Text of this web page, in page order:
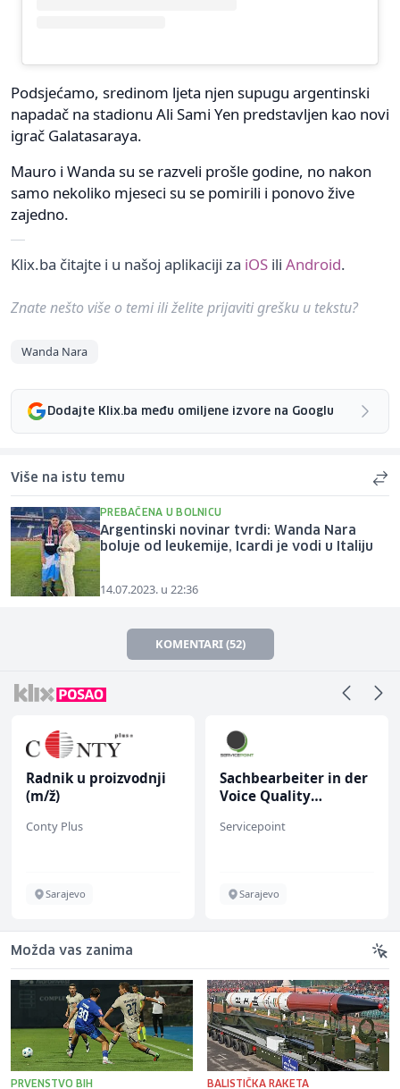
Podsjećamo, sredinom ljeta njen supugu argentinski
napadač na stadionu Ali Sami Yen predstavljen kao novi
igrač Galatasaraya.
Mauro i Wanda su se razveli prošle godine, no nakon
samo nekoliko mjeseci su se pomirili i ponovo žive
zajedno.
Klix.ba čitajte i u našoj aplikaciji za iOS ili Android.
Znate nešto više o temi ili želite prijaviti grešku u tekstu?
Wanda Nara
Dodajte Klix.ba među omiljene izvore na Googlu
Više na istu temu
PREBAČENA U BOLNICU
Argentinski novinar tvrdi: Wanda Nara
boluje od leukemije, Icardi je vodi u Italiju
14.07.2023. u 22:36
KOMENTARI (52)
Radnik u proizvodnji
(m/ž)
Conty Plus
Sarajevo
Sachbearbeiter in der
Voice Quality
Servicepoint
Sarajevo
Možda vas zanima
PRVENSTVO BIH BALISTIČKA RAKETA